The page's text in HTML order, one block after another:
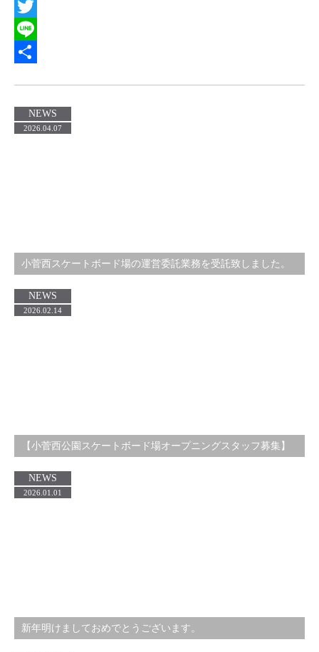
Facebook
Twitter
Line
小菅西スケートボード場の運営委託業務を受託致しました。
NEWS
2026.04.07
【小菅西公園スケートボード場オープニングスタッフ募集】
NEWS
2026.02.14
新年明けましておめでとうございます。
NEWS
2026.01.01